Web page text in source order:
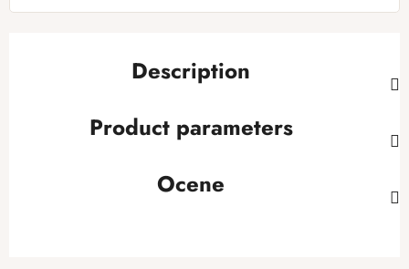
Description
Product parameters
Ocene